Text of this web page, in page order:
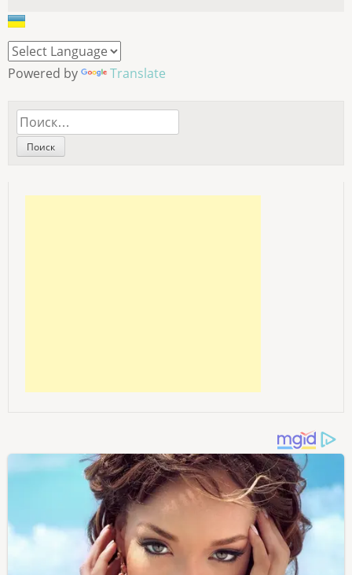
Powered by Translate
Найти: